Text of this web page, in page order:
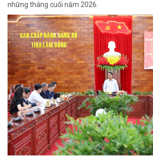
những tháng cuối năm 2026.